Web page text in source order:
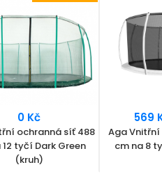
0 Kč
ochranná síť 488
12 tyčí Dark Green
(kruh)
569
Aga
cm na 8